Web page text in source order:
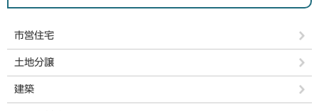
市営住宅
土地分譲
建築